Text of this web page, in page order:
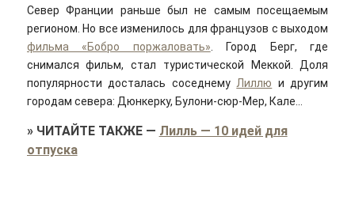
Север Франции раньше был не самым посещаемым
регионом. Но все изменилось для французов с выходом
фильма «Бобро поржаловать». Город Берг, где
снимался фильм, стал туристической Меккой. Доля
популярности досталась соседнемуЛиллю и другим
городам севера: Дюнкерку, Булони-сюр-Мер, Кале…
» ЧИТАЙТЕ ТАКЖЕ— Лилль — 10 идей для
отпуска